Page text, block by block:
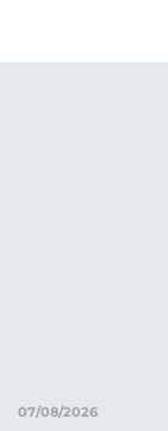
07/08/2026